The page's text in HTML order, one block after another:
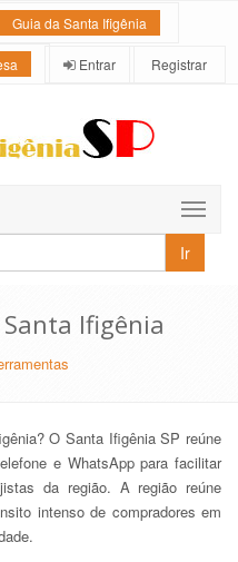
Guia da Santa Ifigênia
Entrar Registrar
Ir
Ifigênia
O Santa Ifigênia SP reúne
e WhatsApp para facilitar
da região. A região reúne
intenso de compradores em